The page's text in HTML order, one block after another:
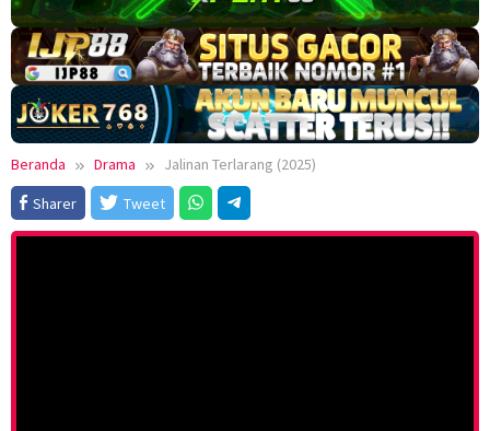
Beranda Drama
Jalinan Terlarang (2025)
Sharer
Tweet